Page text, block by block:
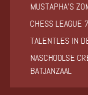
MUSTAPHA’S
CHESS LEAGUE
TALENTLES IN
NASCHOOLSE
BATJANZAAL